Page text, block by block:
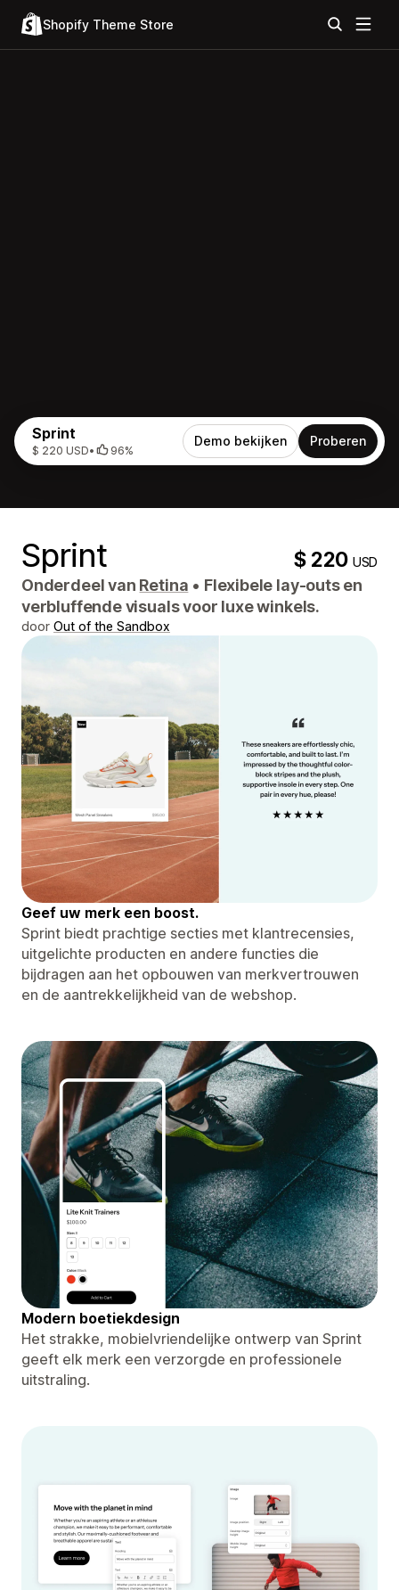
Shopify Theme Store
Sprint
$ 220 USD• 96%
Demo bekijken Proberen
Sprint $ 220USD
Onderdeel van Retina • Flexibele lay-outs en
verbluffende visuals voor luxe winkels.
door Out of the Sandbox
Geef uw merk een boost.
Sprint biedt prachtige secties met klantrecensies,
uitgelichte producten en andere functies die
bijdragen aan het opbouwen van merkvertrouwen
en de aantrekkelijkheid van de webshop.
Modern boetiekdesign
Het strakke, mobielvriendelijke ontwerp van Sprint
geeft elk merk een verzorgde en professionele
uitstraling.